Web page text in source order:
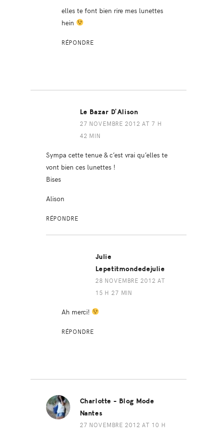
elles te font bien rire mes lunettes
hein
RÉPONDRE
Le Bazar D'Alison
27 NOVEMBRE 2012 AT 7 H
42 MIN
Sympa cette tenue & c’est vrai qu’elles te
vont bien ces lunettes !
Bises
Alison
RÉPONDRE
Julie
Lepetitmondedejulie
28 NOVEMBRE 2012 AT
15 H 27 MIN
Ah merci!
RÉPONDRE
Charlotte - Blog Mode
Nantes
27 NOVEMBRE 2012 AT 10 H